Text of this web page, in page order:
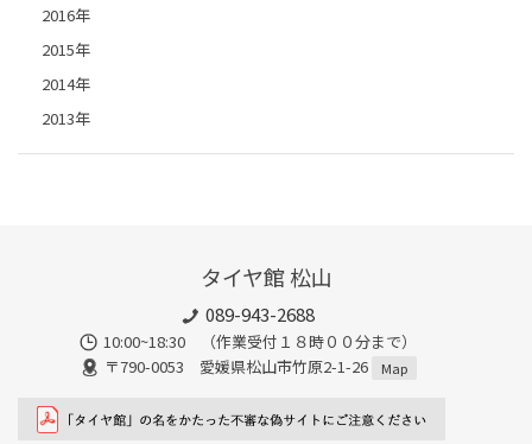
2016年
2015年
2014年
2013年
タイヤ館 松山
089-943-2688
10:00~18:30 （作業受付１８時００分まで）
〒790-0053 愛媛県松山市竹原2-1-26
Map